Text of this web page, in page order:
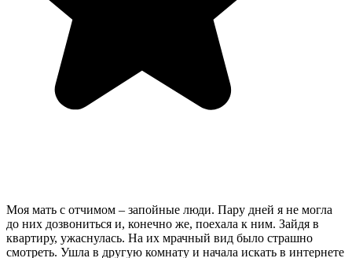
Моя мать с отчимом – запойные люди. Пару дней я не могла
до них дозвониться и, конечно же, поехала к ним. Зайдя в
квартиру, ужаснулась. На их мрачный вид было страшно
смотреть. Ушла в другую комнату и начала искать в интернете